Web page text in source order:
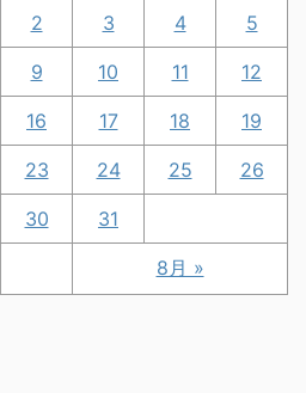
8月 »
2 3 4 5
9 10 11 12
16 17 18 19
23 24 25 26
30 31